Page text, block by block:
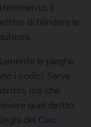
il
di blindare le
le pieghe
i codici. Serve
ma che
quel diritto.
del Ciac